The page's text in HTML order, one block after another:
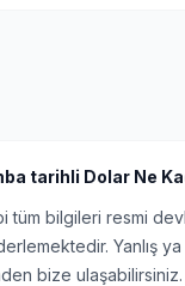
tarihli Dolar Ne
tüm bilgileri resmi
Yanlış
bize ulaşabilirsiniz.